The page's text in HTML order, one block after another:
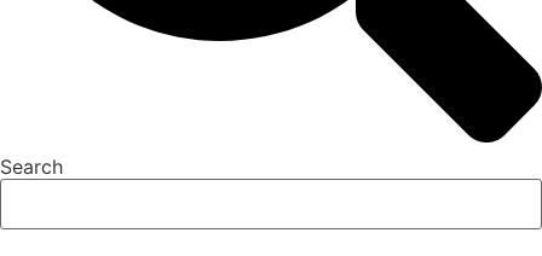
Search